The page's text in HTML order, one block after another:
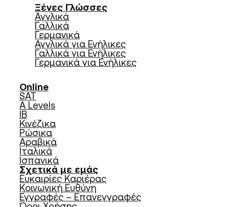
Ξένες Γλώσσες
Αγγλικά
Γαλλικά
Γερμανικά
Αγγλικά για Ενήλικες
Γαλλικά για Ενήλικες
Γερμανικά για Ενήλικες
Online
SAT
A Levels
IB
Κινέζικα
Ρώσικα
Αραβικά
Ιταλικά
Ισπανικά
Σχετικά με εμάς
Ευκαιρίες Καριέρας
Κοινωνική Ευθύνη
Εγγραφές – Επανεγγραφές